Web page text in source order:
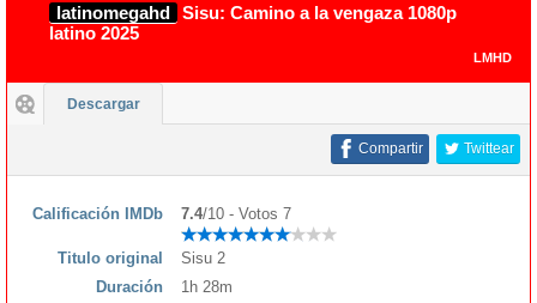
latinomegahd Sisu: Camino a la vengaza 1080p
latino 2025
LMHD
Descargar
Twittear
Compartir
Calificación IMDb 7.4/10 - Votos 7
Titulo original
Sisu 2
Duración
1h 28m